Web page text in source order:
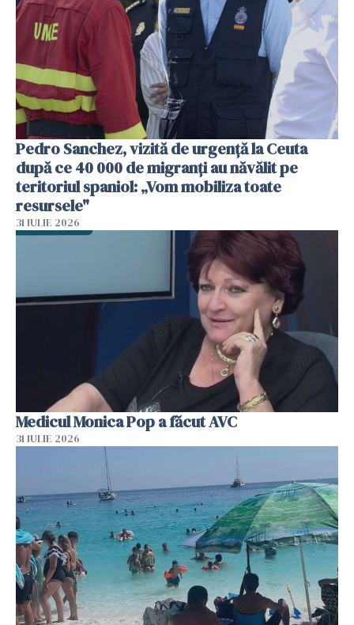
Pedro Sanchez, vizită de urgență la Ceuta
după ce 40 000 de migranți au năvălit pe
teritoriul spaniol: „Vom mobiliza toate
resursele"
31 IULIE 2026
Medicul Monica Pop a făcut AVC
31 IULIE 2026